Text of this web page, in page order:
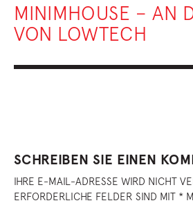
MINIMHOUSE – AN
VON LOWTECH
SCHREIBEN SIE EINEN
IHRE E-MAIL-ADRESSE WIRD NICHT
ERFORDERLICHE FELDER SIND MIT *